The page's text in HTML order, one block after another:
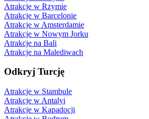
Atrakcje w Rzymie
Atrakcje w Barcelonie
Atrakcje w Amsterdamie
Atrakcje w Nowym Jorku
Atrakcje na Bali
Atrakcje na Malediwach
Odkryj Turcję
Atrakcje w Stambule
Atrakcje w Antalyi
Atrakcje w Kapadocji